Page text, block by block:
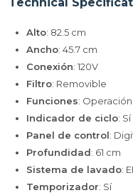
Alto: 82.5 cm
Ancho: 45.7 cm
Conexión: 120V
Filtro: Removible
Funciones:
Indicador de ciclo: Sí
Panel de control:
Profundidad: 61 cm
Sistema de lavado:
Temporizador: Sí